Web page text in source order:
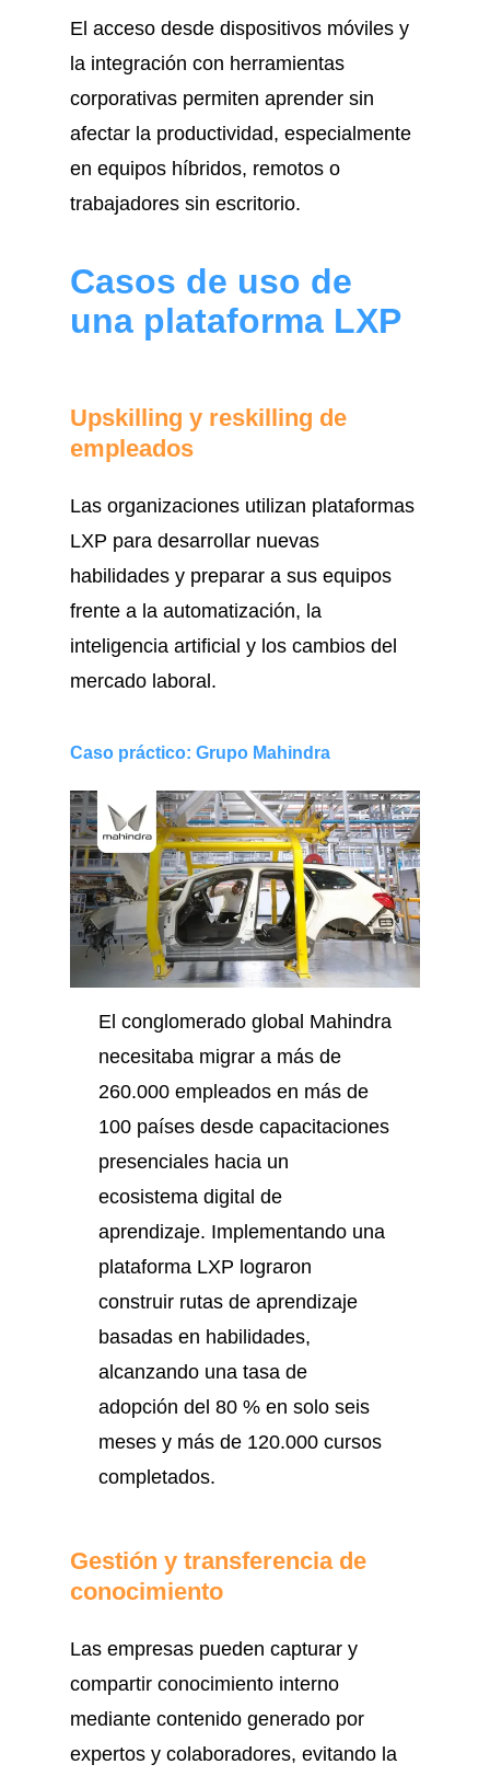
El acceso desde dispositivos móviles y
la integración con herramientas
corporativas permiten aprender sin
afectar la productividad, especialmente
en equipos híbridos, remotos o
trabajadores sin escritorio.
Casos de uso de
una plataforma LXP
Upskilling y reskilling de
empleados
Las organizaciones utilizan plataformas
LXP para desarrollar nuevas
habilidades y preparar a sus equipos
frente a la automatización, la
inteligencia artificial y los cambios del
mercado laboral.
Caso práctico: Grupo Mahindra
El conglomerado global Mahindra
necesitaba migrar a más de
260.000 empleados en más de
100 países desde capacitaciones
presenciales hacia un
ecosistema digital de
aprendizaje. Implementando una
plataforma LXP lograron
construir rutas de aprendizaje
basadas en habilidades,
alcanzando una tasa de
adopción del 80 % en solo seis
meses y más de 120.000 cursos
completados.
Gestión y transferencia de
conocimiento
Las empresas pueden capturar y
compartir conocimiento interno
mediante contenido generado por
expertos y colaboradores, evitando la